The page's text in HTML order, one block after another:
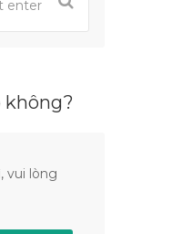
không?
vui lòng